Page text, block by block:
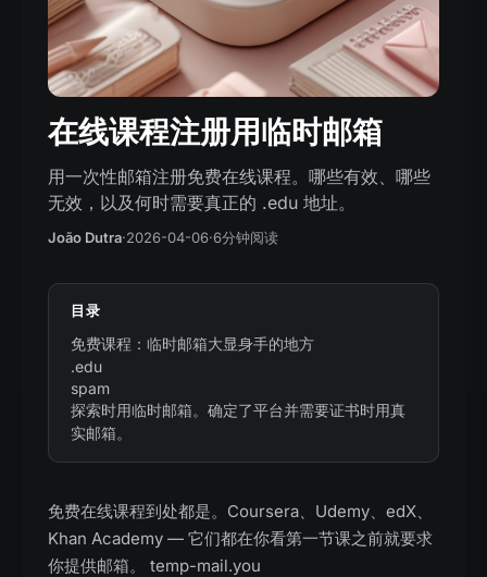
在线课程注册用临时邮箱
用一次性邮箱注册免费在线课程。哪些有效、哪些
无效，以及何时需要真正的 .edu 地址。
João Dutra·2026-04-06·6分钟阅读
目录
免费课程：临时邮箱大显身手的地方
.edu
spam
探索时用临时邮箱。确定了平台并需要证书时用真
实邮箱。
免费在线课程到处都是。Coursera、Udemy、edX、
Khan Academy — 它们都在你看第一节课之前就要求
你提供邮箱。 temp-mail.you